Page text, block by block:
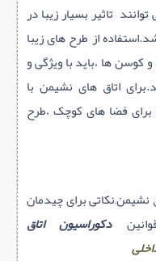
تاثیر بسیار زیبا در
از طرح های زیبا
کوسن ها ،باید با ویژگی و
اتاق های نشیمن با
فضا های کوچک ،طرح
نشیمن,نکاتی برای چیدمان
دکوراسیون اتاق